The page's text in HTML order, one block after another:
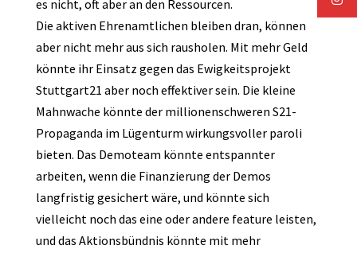
es nicht, oft aber an den Ressourcen.
Die aktiven Ehrenamtlichen bleiben dran, können
aber nicht mehr aus sich rausholen. Mit mehr Geld
könnte ihr Einsatz gegen das Ewigkeitsprojekt
Stuttgart21 aber noch effektiver sein. Die kleine
Mahnwache könnte der millionenschweren S21-
Propaganda im Lügenturm wirkungsvoller paroli
bieten. Das Demoteam könnte entspannter
arbeiten, wenn die Finanzierung der Demos
langfristig gesichert wäre, und könnte sich
vielleicht noch das eine oder andere feature leisten,
und das Aktionsbündnis könnte mit mehr